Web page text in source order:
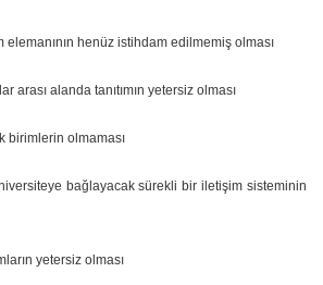
elemanının henüz istihdam edilmemiş olması
arası alanda tanıtımın yetersiz olması
birimlerin olmaması
bağlayacak sürekli bir iletişim sisteminin
yetersiz olması